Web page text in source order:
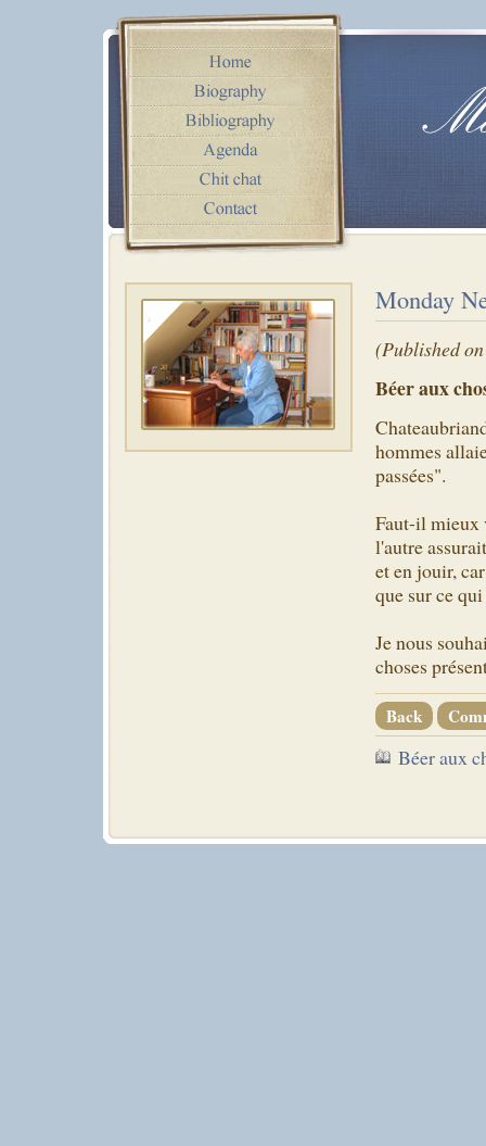
Monday
(Published
Béer aux
hommes
passées".
Faut-il mieux
l'autre
et en jouir,
que sur ce qui
Je nous
choses
Back
Béer aux